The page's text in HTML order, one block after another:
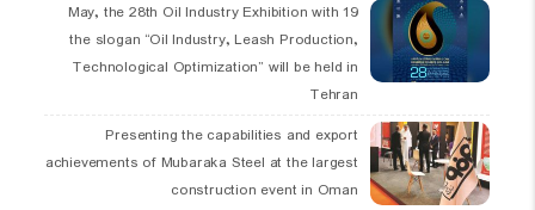
19 May, the 28th Oil Industry Exhibition with
the slogan “Oil Industry, Leash Production,
Technological Optimization” will be held in
Tehran
Presenting the capabilities and export
achievements of Mubaraka Steel at the largest
construction event in Oman